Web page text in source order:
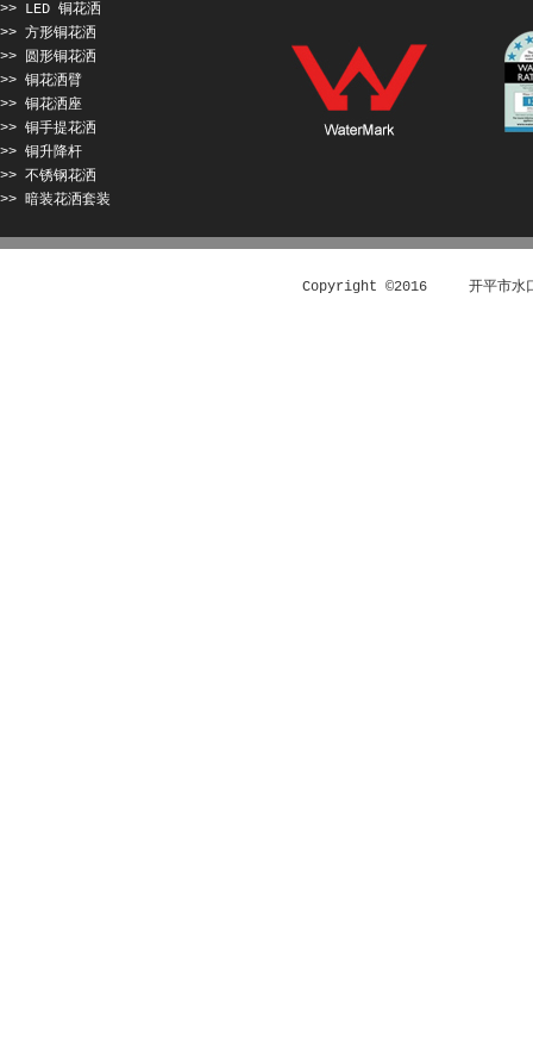
>> LED 铜花洒
>> 方形铜花洒
>> 圆形铜花洒
>> 铜花洒臂
>> 铜花洒座
>> 铜手提花洒
>> 铜升降杆
>> 不锈钢花洒
>> 暗装花洒套装
Copyright ©2016 开平市水口